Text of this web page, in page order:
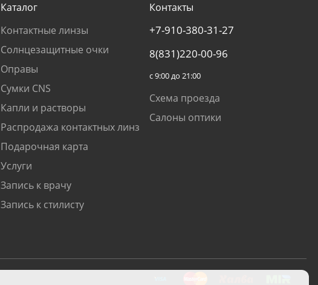
Каталог
Контактные линзы
Солнцезащитные очки
Оправы
Сумки CNS
Капли и растворы
Распродажа контактных линз
Подарочная карта
Услуги
Запись к врачу
Запись к стилисту
Контакты
+7-910-380-31-27
8(831)220-00-96
с 9:00 до 21:00
Схема проезда
Салоны оптики